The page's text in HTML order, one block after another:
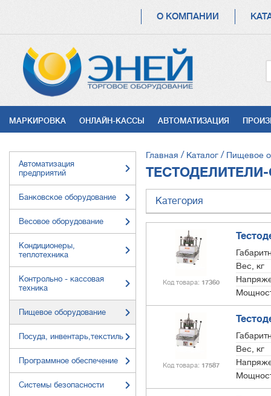
НАВИГАЦИЯ
О КОМПАНИИ
УСЛУГИ
МАРКИРОВКА ОНЛАЙН-КАССЫ АВТОМАТИЗАЦИЯ
Автоматизация
предприятий
Банковское оборудование
Весовое оборудование
Кондиционеры,
теплотехника
Контрольно - кассовая
техника
Пищевое оборудование
Посуда, инвентарь,текстиль
Программное обеспечение
Системы безопасности
СТРОКА
НАВИГАЦИИ
Главная Каталог Пищевое
Категория
Код товара 17360
Вес, кг
Код товара 17587
Вес, кг